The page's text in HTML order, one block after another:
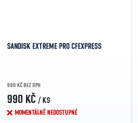
SANDISK EXTREME PRO CFEXPRESS
990 KČ BEZ DPH
990 KČ / KS
MOMENTÁLNĚ NEDOSTUPNÉ